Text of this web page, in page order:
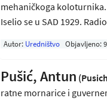
mehaničkoga koloturnika.
Iselio se u SAD 1929.
Autor: Uredništvo Objavljeno:
Pušić, Antun
ratne mornarice i